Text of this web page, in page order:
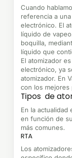
Cuando
referencia a
electrónico. El
líquido de
boquilla,
líquido que
El atomizador
electrónico, ya
atomizador. En
con los mejores
Tipos de
En la
en función de
más comunes.
RTA
Los